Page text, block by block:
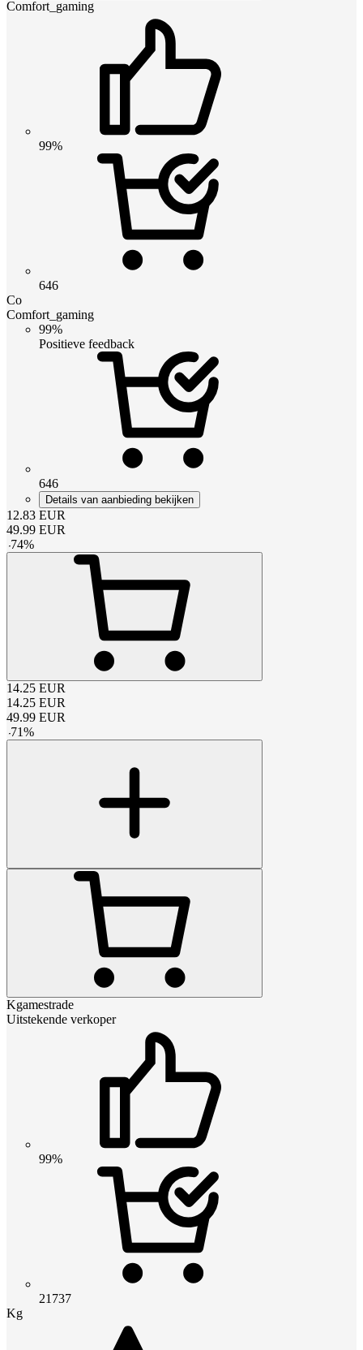
Comfort_gaming
99%
646
Co
Comfort_gaming
99%
Positieve feedback
646
Details van aanbieding bekijken
12.83 EUR
49.99 EUR
-74%
14.25 EUR
14.25 EUR
49.99 EUR
-71%
Kgamestrade
Uitstekende verkoper
99%
21737
Kg